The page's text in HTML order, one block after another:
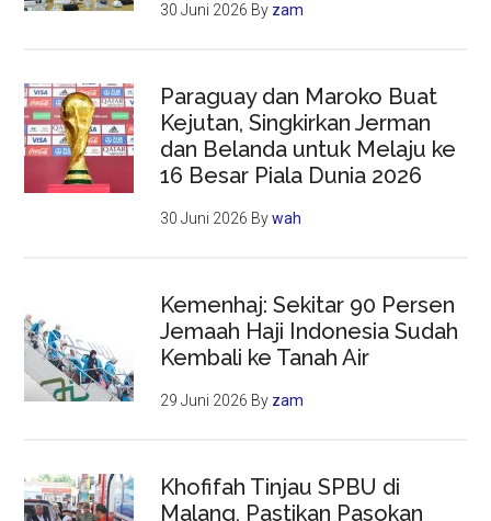
30 Juni 2026 By zam
Paraguay dan Maroko Buat
Kejutan, Singkirkan Jerman
dan Belanda untuk Melaju ke
16 Besar Piala Dunia 2026
30 Juni 2026 Bywah
Kemenhaj: Sekitar 90 Persen
Jemaah Haji Indonesia Sudah
Kembali ke Tanah Air
29 Juni 2026 By zam
Khofifah Tinjau SPBU di
Malang, Pastikan Pasokan